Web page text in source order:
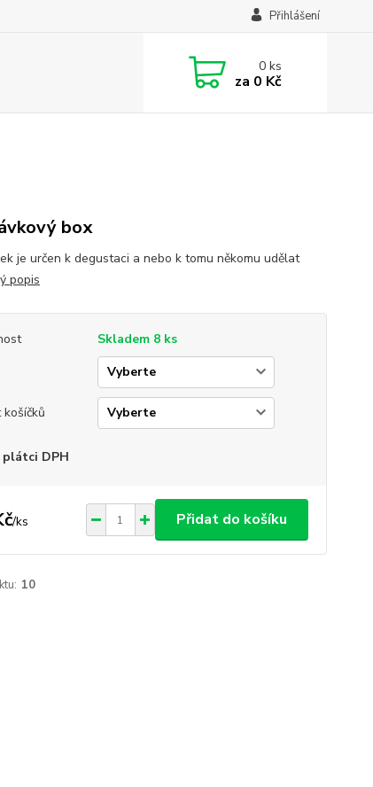
Přihlášení
0ks
za 0 Kč
box
je určen k degustaci a nebo k tomu někomu udělat
popis
Skladem 8 ks
plátci DPH
/ks Přidat do košíku
10